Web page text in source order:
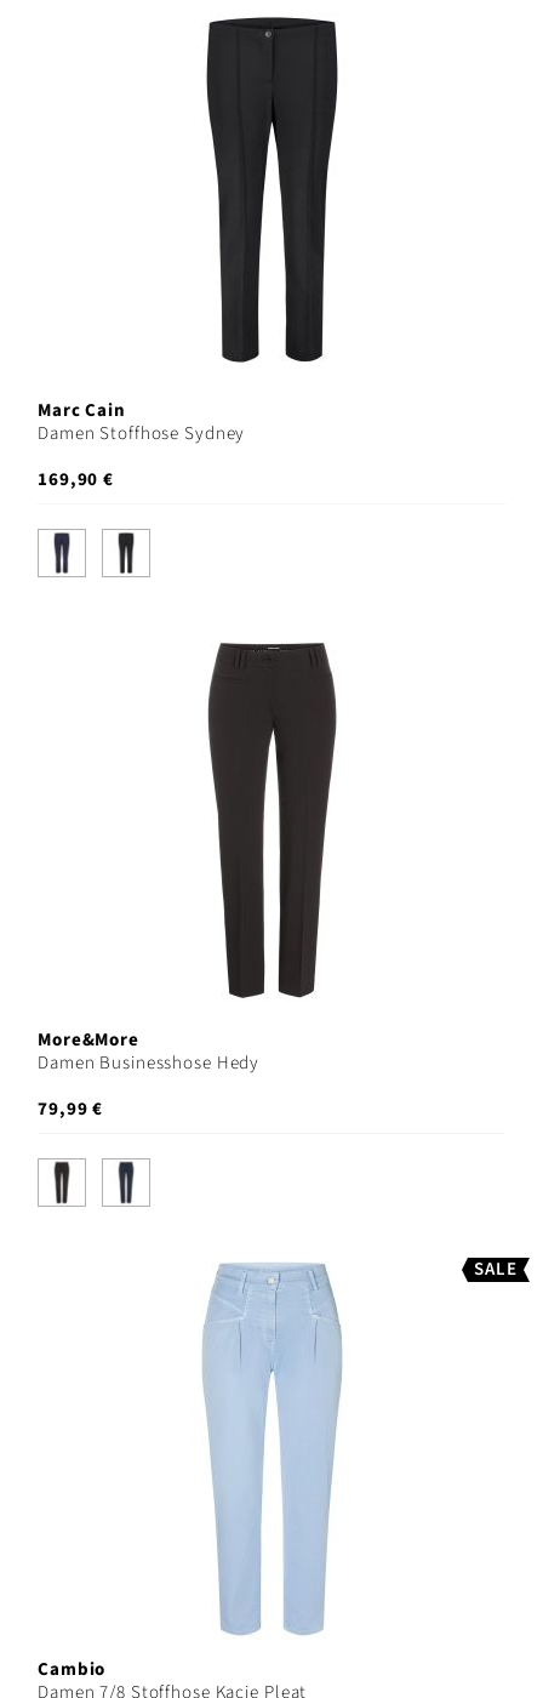
Marc Cain
Damen Stoffhose Sydney
169,90 €
More&More
Damen Businesshose Hedy
79,99 €
SALE
Cambio
Damen 7/8 Stoffhose Kacie Pleat